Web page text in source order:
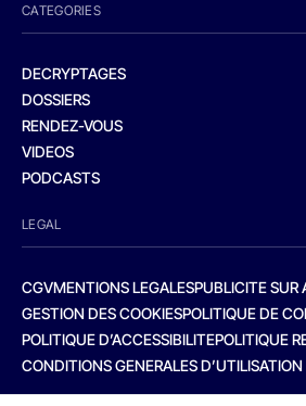
CATEGORIES
DECRYPTAGES
DOSSIERS
RENDEZ-VOUS
VIDEOS
PODCASTS
LEGAL
CGVMENTIONS LEGALESPUBLICITE SUR
GESTION DES COOKIESPOLITIQUE DE
POLITIQUE D’ACCESSIBILITEPOLITIQUE
CONDITIONS GENERALES D’UTILISATION